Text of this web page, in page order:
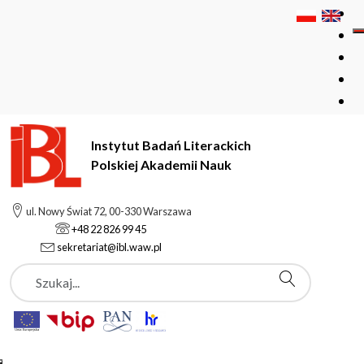
Instytut Badań Literackich
Polskiej Akademii Nauk
ul. Nowy Świat 72, 00-330 Warszawa
+48 22 826 99 45
sekretariat@ibl.waw.pl
Szukaj
Instytut Badań Literackich Polskiej Akademii Nauk
Wydawnictwo
O Wydawnictwie
O Wydawnictwie